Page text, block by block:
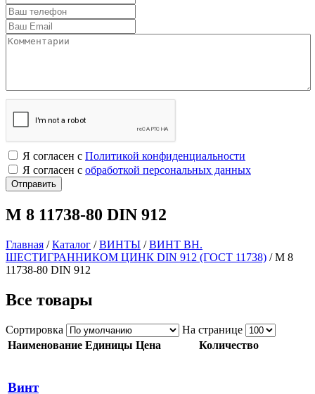
Я согласен с Политикой конфиденциальности
Я согласен с обработкой персональных данных
М 8 11738-80 DIN 912
Главная /Каталог /ВИНТЫ /ВИНТ ВН.
ШЕСТИГРАННИКОМ ЦИНК DIN 912 (ГОСТ 11738) /М 8
11738-80 DIN 912
Все товары
Сортировка
На странице
Наименование Единицы Цена Количество
Винт